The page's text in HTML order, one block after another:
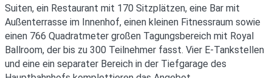
Suiten, ein Restaurant mit 170 Sitzplätzen, eine Bar mit
Außenterrasse im Innenhof, einen kleinen Fitnessraum sowie
einen 766 Quadratmeter großen Tagungsbereich mit Royal
Ballroom, der bis zu 300 Teilnehmer fasst. Vier E-Tankstellen
und eine ein separater Bereich in der Tiefgarage des